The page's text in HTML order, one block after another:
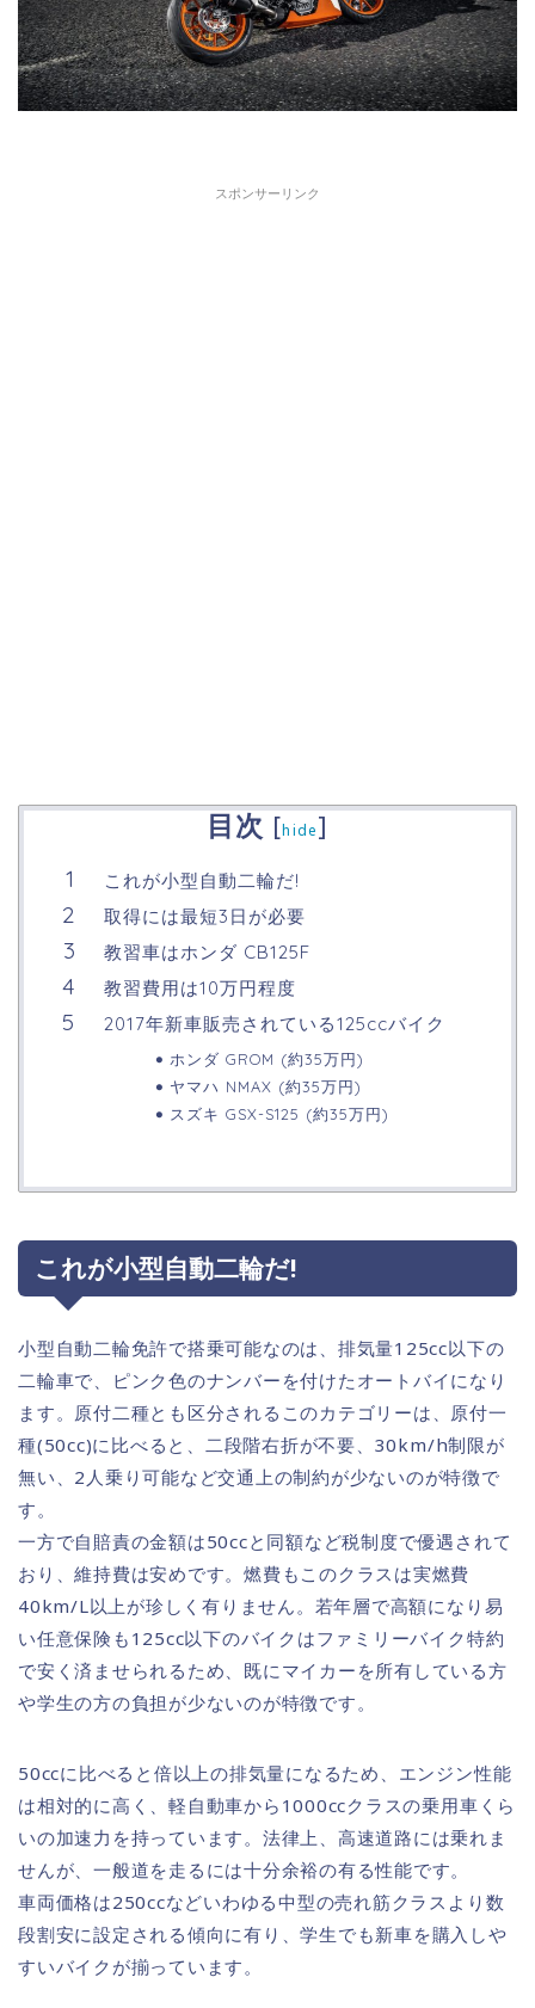
スポンサーリンク
目次 [hide]
これが小型自動二輪だ!
取得には最短3日が必要
教習車はホンダ CB125F
教習費用は10万円程度
2017年新車販売されている125ccバイク
ホンダ GROM (約35万円)
ヤマハ NMAX (約35万円)
スズキ GSX-S125 (約35万円)
これが小型自動二輪だ!
小型自動二輪免許で搭乗可能なのは、排気量125cc以下の
二輪車で、ピンク色のナンバーを付けたオートバイになり
ます。原付二種とも区分されるこのカテゴリーは、原付一
種(50cc)に比べると、二段階右折が不要、30km/h制限が
無い、2人乗り可能など交通上の制約が少ないのが特徴で
す。
一方で自賠責の金額は50ccと同額など税制度で優遇されて
おり、維持費は安めです。燃費もこのクラスは実燃費
40km/L以上が珍しく有りません。若年層で高額になり易
い任意保険も125cc以下のバイクはファミリーバイク特約
で安く済ませられるため、既にマイカーを所有している方
や学生の方の負担が少ないのが特徴です。
50ccに比べると倍以上の排気量になるため、エンジン性能
は相対的に高く、軽自動車から1000ccクラスの乗用車くら
いの加速力を持っています。法律上、高速道路には乗れま
せんが、一般道を走るには十分余裕の有る性能です。
車両価格は250ccなどいわゆる中型の売れ筋クラスより数
段割安に設定される傾向に有り、学生でも新車を購入しや
すいバイクが揃っています。